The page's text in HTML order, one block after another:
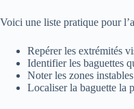
Voici une liste pratique pour
Repérer les extrémités
Identifier les baguettes
Noter les zones
Localiser la baguette la